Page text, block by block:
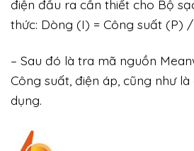
điện đầu ra cần thiết cho Bộ
thức: Dòng (I) = Công suất (P)
– Sau đó là tra mã nguồn
Công suất, điện áp, cũng như
dụng.